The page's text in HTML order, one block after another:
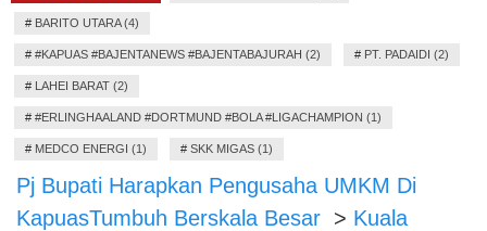
# BARITO UTARA (4)
# #KAPUAS #BAJENTANEWS #BAJENTABAJURAH (2) # PT. PADAIDI (2)
# LAHEI BARAT (2)
# #ERLINGHAALAND #DORTMUND #BOLA #LIGACHAMPION (1)
# MEDCO ENERGI (1) # SKK MIGAS (1)
Pj Bupati Harapkan Pengusaha UMKM Di
KapuasTumbuh Berskala Besar > Kuala